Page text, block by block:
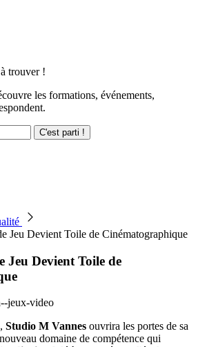
trouver !
les formations, événements,
C'est parti !
Jeu Devient Toile de Cinématographique
Jeu Devient Toile de
Studio M Vannes ouvrira les portes de sa
domaine de compétence qui